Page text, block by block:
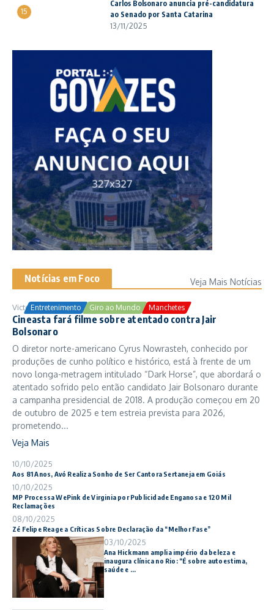
15
Carlos Bolsonaro anuncia pré-candidatura
ao Senado por Santa Catarina
13/11/2025
Notícias em Foco Veja Mais Notícias
Entretenimento Giro ao Mundo Manchetes
Victor Samuel 24/10/2025
Cineasta fará filme sobre atentado contra Jair
Bolsonaro
O diretor norte-americano Cyrus Nowrasteh, conhecido por
produções de cunho político e histórico, está à frente de um
novo longa-metragem intitulado “Dark Horse”, que abordará o
atentado sofrido pelo então candidato Jair Bolsonaro durante
a campanha presidencial de 2018. A produção começou em 20
de outubro de 2025 e tem estreia prevista para 2026,
prometendo...
Veja Mais
10/10/2025
Aos 81 Anos, Avó Realiza Sonho de Ser Cantora Sertaneja em Goiás
10/10/2025
MP Processa WePink de Virginia por Publicidade Enganosa e 120 Mil
Reclamações
08/10/2025
Zé Felipe Reage a Críticas Sobre Declaração da “Melhor Fase”
03/10/2025
Ana Hickmann amplia império da beleza e
inaugura clínica no Rio: “É sobre autoestima,
saúde e ...